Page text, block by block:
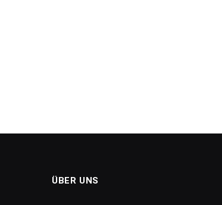
ÜBER UNS